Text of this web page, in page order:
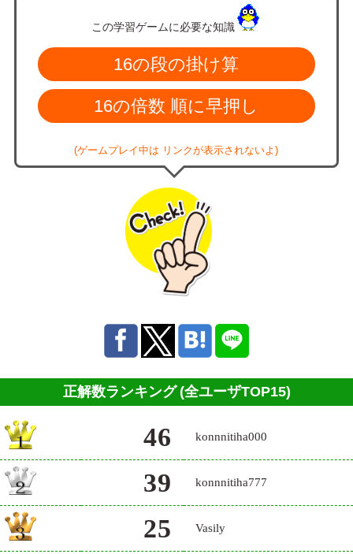
この学習ゲームに必要な知識
16の段の掛け算
16の倍数 順に早押し
(ゲームプレイ中は リンクが表示されないよ)
正解数ランキング (全ユーザTOP15)
46 konnnitiha000
39 konnnitiha777
25 Vasily